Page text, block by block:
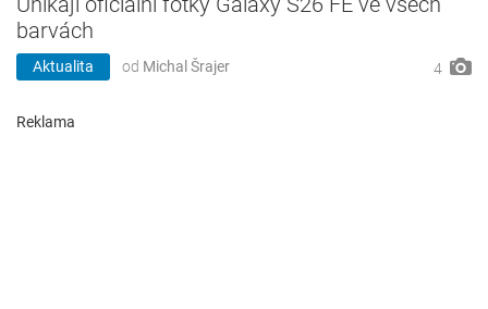
barvách
Aktualita od Michal Šrajer 4
Reklama